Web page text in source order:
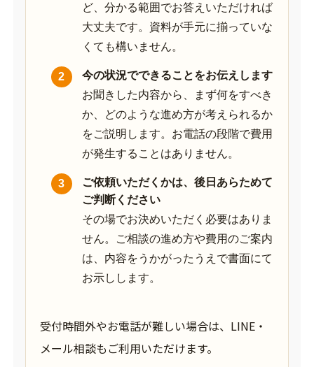
ど、分かる範囲でお答えいただければ
大丈夫です。資料が手元に揃っていな
くても構いません。
今の状況でできることをお伝えします
お聞きした内容から、まず何をすべき
か、どのような進め方が考えられるか
をご説明します。お電話の段階で費用
が発生することはありません。
ご依頼いただくかは、後日あらためて
ご判断ください
その場でお決めいただく必要はありま
せん。ご相談の進め方や費用のご案内
は、内容をうかがったうえで書面にて
お示しします。
受付時間外やお電話が難しい場合は、LINE・
メール相談もご利用いただけます。